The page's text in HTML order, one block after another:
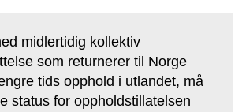
midlertidig kollektiv
som returnerer til Norge
tids opphold i utlandet, må
status for oppholdstillatelsen